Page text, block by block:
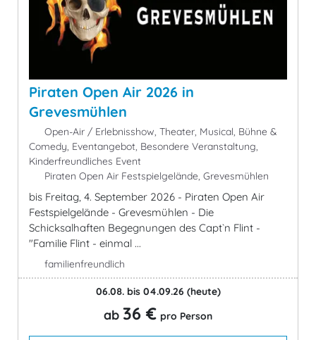
Piraten Open Air 2026 in
Grevesmühlen
Open-Air / Erlebnisshow, Theater, Musical, Bühne &
Comedy, Eventangebot, Besondere Veranstaltung,
Kinderfreundliches Event
Piraten Open Air Festspielgelände, Grevesmühlen
bis Freitag, 4. September 2026 - Piraten Open Air
Festspielgelände - Grevesmühlen - Die
Schicksalhaften Begegnungen des Capt`n Flint -
"Familie Flint - einmal ...
familienfreundlich
06.08. bis 04.09.26 (heute)
ab 36 € pro Person